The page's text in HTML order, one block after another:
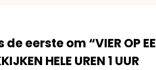
de eerste om “VIER OP
HELE UREN 1 UUR